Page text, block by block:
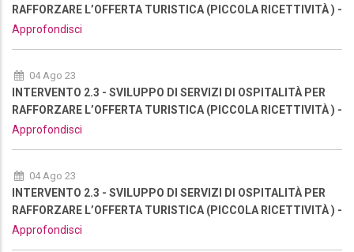
RAFFORZARE L’OFFERTA TURISTICA (PICCOLA RICETTIVITÀ ) -
NUOVA RIAPERTURA
Approfondisci
04 Ago 23
INTERVENTO 2.3 - SVILUPPO DI SERVIZI DI OSPITALITÀ PER
RAFFORZARE L’OFFERTA TURISTICA (PICCOLA RICETTIVITÀ ) -
NUOVA RIAPERTURA
Approfondisci
04 Ago 23
INTERVENTO 2.3 - SVILUPPO DI SERVIZI DI OSPITALITÀ PER
RAFFORZARE L’OFFERTA TURISTICA (PICCOLA RICETTIVITÀ ) -
NUOVA RIAPERTURA
Approfondisci